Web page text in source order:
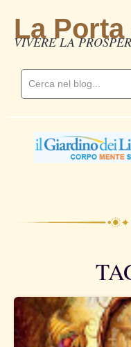
La
VIVERE LA